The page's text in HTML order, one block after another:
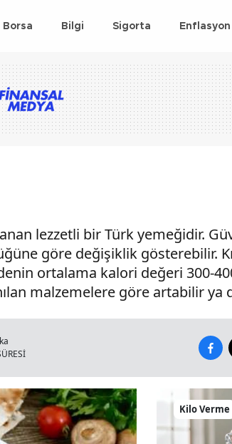
Borsa Bilgi Sigorta Enflasyon
lezzetli bir Türk yemeğidir.
göre değişiklik gösterebilir.
ortalama kalori değeri 300-
malzemelere göre artabilir ya
Kilo Verme